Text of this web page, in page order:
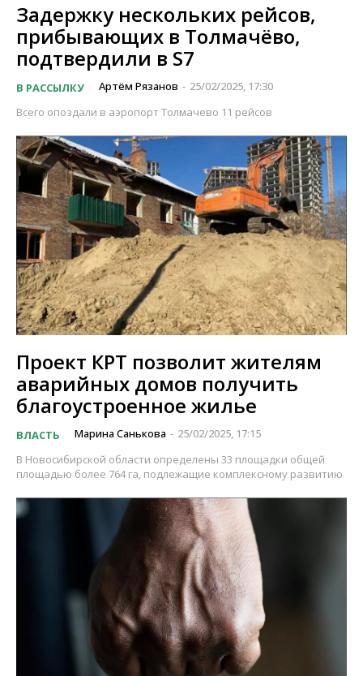
Задержку нескольких рейсов,
прибывающих в Толмачёво,
подтвердили в S7
В РАССЫЛКУ Артём Рязанов - 25/02/2025, 17:30
Всего опоздали в аэропорт Толмачево 11 рейсов
Проект КРТ позволит жителям
аварийных домов получить
благоустроенное жилье
ВЛАСТЬ Марина Санькова - 25/02/2025, 17:15
В Новосибирской области определены 33 площадки общей
площадью более 764 га, подлежащие комплексному развитию